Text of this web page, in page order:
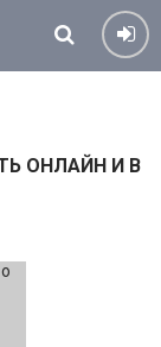
ОНЛАЙН И В